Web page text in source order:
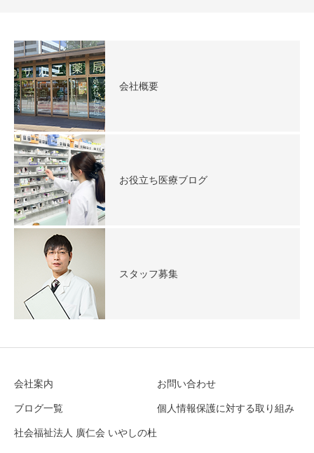
会社概要
お役立ち医療ブログ
スタッフ募集
会社案内 お問い合わせ
ブログ一覧 個人情報保護に対する取り組み
社会福祉法人 廣仁会 いやしの杜